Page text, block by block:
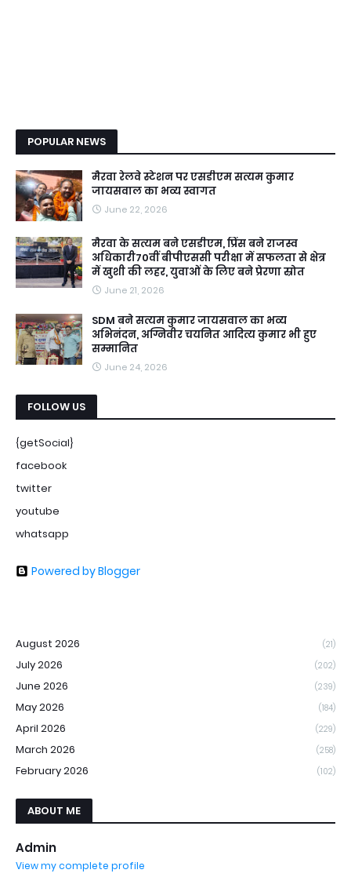
POPULAR NEWS
मैरवा रेलवे स्टेशन पर एसडीएम सत्यम कुमार
जायसवाल का भव्य स्वागत
June 22, 2026
मैरवा के सत्यम बने एसडीएम, प्रिंस बने राजस्व
अधिकारी70वीं बीपीएससी परीक्षा में सफलता से क्षेत्र
में खुशी की लहर, युवाओं के लिए बने प्रेरणा स्रोत
June 21, 2026
SDM बने सत्यम कुमार जायसवाल का भव्य
अभिनंदन, अग्निवीर चयनित आदित्य कुमार भी हुए
सम्मानित
June 24, 2026
FOLLOW US
{getSocial}
facebook
twitter
youtube
whatsapp
Powered by Blogger
August 2026 (21)
July 2026 (202)
June 2026 (239)
May 2026 (184)
April 2026 (229)
March 2026 (258)
February 2026 (102)
ABOUT ME
Admin
View my complete profile